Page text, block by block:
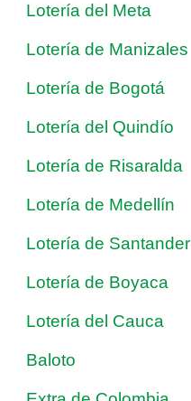
Lotería del Meta
Lotería de Manizales
Lotería de Bogotá
Lotería del Quindío
Lotería de Risaralda
Lotería de Medellín
Lotería de Santander
Lotería de Boyaca
Lotería del Cauca
Baloto